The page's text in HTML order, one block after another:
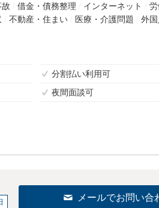
借金・債務整理 インターネット
不動産・住まい 医療・介護問題 外
分割払い利用可
夜間面談可
メールでお問い合